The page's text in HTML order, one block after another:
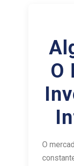
O
O